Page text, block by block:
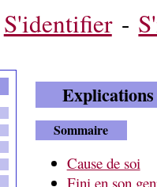
S'identifier -
Sommaire
Cause de soi
Fini en son